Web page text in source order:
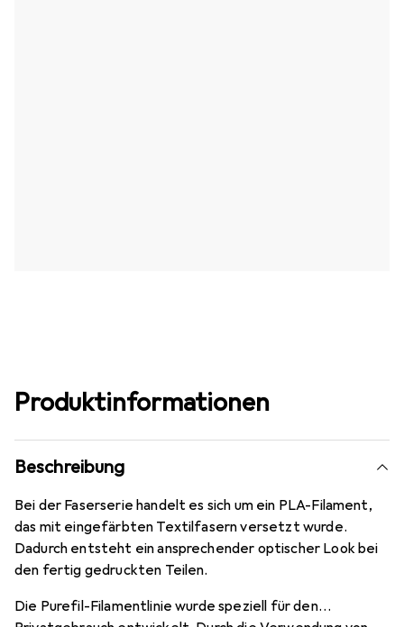
Produktinformationen
Beschreibung
Bei der Faserserie handelt es sich um ein PLA-Filament,
das mit eingefärbten Textilfasern versetzt wurde.
Dadurch entsteht ein ansprechender optischer Look bei
den fertig gedruckten Teilen.
Die Purefil-Filamentlinie wurde speziell für den